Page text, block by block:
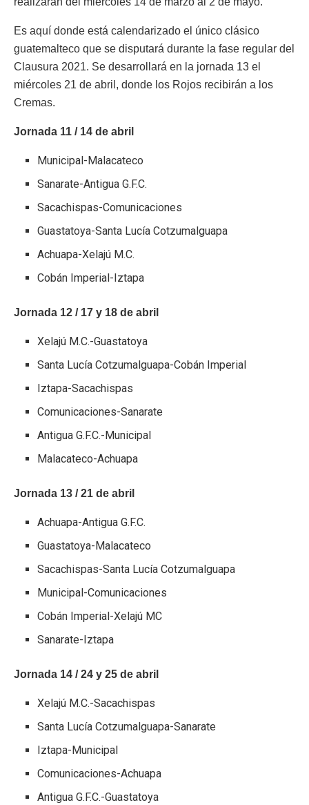
Es aquí donde está calendarizado el único clásico
guatemalteco que se disputará durante la fase regular del
Clausura 2021. Se desarrollará en la jornada 13 el
miércoles 21 de abril, donde los Rojos recibirán a los
Cremas.
Jornada 11 / 14 de abril
Municipal-Malacateco
Sanarate-Antigua G.F.C.
Sacachispas-Comunicaciones
Guastatoya-Santa Lucía Cotzumalguapa
Achuapa-Xelajú M.C.
Cobán Imperial-Iztapa
Jornada 12 / 17 y 18 de abril
Xelajú M.C.-Guastatoya
Santa Lucía Cotzumalguapa-Cobán Imperial
Iztapa-Sacachispas
Comunicaciones-Sanarate
Antigua G.F.C.-Municipal
Malacateco-Achuapa
Jornada 13 / 21 de abril
Achuapa-Antigua G.F.C.
Guastatoya-Malacateco
Sacachispas-Santa Lucía Cotzumalguapa
Municipal-Comunicaciones
Cobán Imperial-Xelajú MC
Sanarate-Iztapa
Jornada 14 / 24 y 25 de abril
Xelajú M.C.-Sacachispas
Santa Lucía Cotzumalguapa-Sanarate
Iztapa-Municipal
Comunicaciones-Achuapa
Antigua G.F.C.-Guastatoya